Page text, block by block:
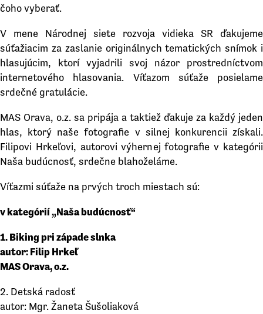
čoho vyberať.
V mene Národnej siete rozvoja vidieka SR ďakujeme
súťažiacim za zaslanie originálnych tematických snímok i
hlasujúcim, ktorí vyjadrili svoj názor prostredníctvom
internetového hlasovania. Víťazom súťaže posielame
srdečné gratulácie.
MAS Orava, o.z. sa pripája a taktiež ďakuje za každý jeden
hlas, ktorý naše fotografie v silnej konkurencii získali.
Filipovi Hrkeľovi, autorovi výhernej fotografie v kategórii
Naša budúcnosť, srdečne blahoželáme.
Víťazmi súťaže na prvých troch miestach sú:
v kategórií „Naša budúcnosť“
1. Biking pri západe slnka
autor: Filip Hrkeľ
MAS Orava, o.z.
2. Detská radosť
autor: Mgr. Žaneta Šušoliaková